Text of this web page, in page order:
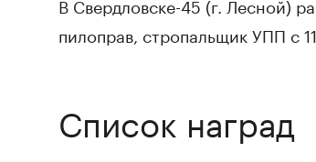
пилоправ, стропальщик УПП с
Список наград